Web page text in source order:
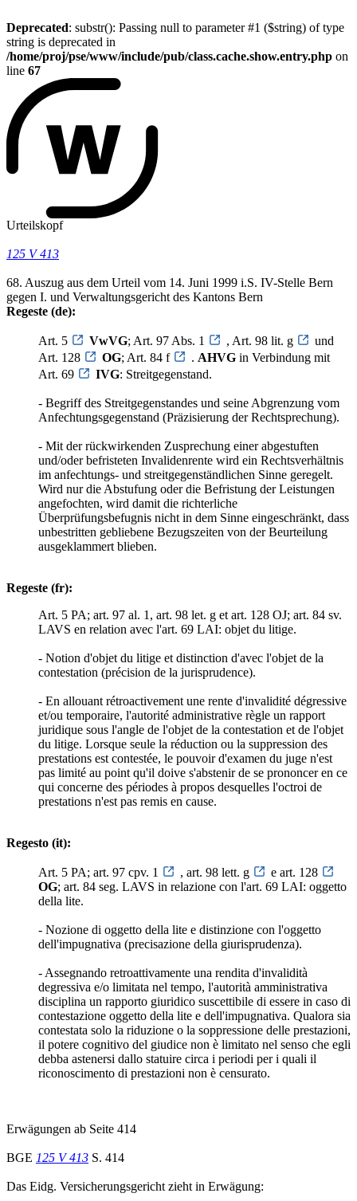
Deprecated: substr(): Passing null to parameter #1 ($string) of type
string is deprecated in
/home/proj/pse/www/include/pub/class.cache.show.entry.php on
line 67
Urteilskopf
125 V 413
68. Auszug aus dem Urteil vom 14. Juni 1999 i.S. IV-Stelle Bern
gegen I. und Verwaltungsgericht des Kantons Bern
Regeste (de):
Art. 5 VwVG; Art. 97 Abs. 1 , Art. 98 lit. g
und
Art. 128
OG; Art. 84 f . AHVG in Verbindung mit
Art. 69
IVG: Streitgegenstand.
- Begriff des Streitgegenstandes und seine Abgrenzung vom
Anfechtungsgegenstand (Präzisierung der Rechtsprechung).
- Mit der rückwirkenden Zusprechung einer abgestuften
und/oder befristeten Invalidenrente wird ein Rechtsverhältnis
im anfechtungs- und streitgegenständlichen Sinne geregelt.
Wird nur die Abstufung oder die Befristung der Leistungen
angefochten, wird damit die richterliche
Überprüfungsbefugnis nicht in dem Sinne eingeschränkt, dass
unbestritten gebliebene Bezugszeiten von der Beurteilung
ausgeklammert blieben.
Regeste (fr):
Art. 5 PA; art. 97 al. 1, art. 98 let. g et art. 128 OJ; art. 84 sv.
LAVS en relation avec l'art. 69 LAI: objet du litige.
- Notion d'objet du litige et distinction d'avec l'objet de la
contestation (précision de la jurisprudence).
- En allouant rétroactivement une rente d'invalidité dégressive
et/ou temporaire, l'autorité administrative règle un rapport
juridique sous l'angle de l'objet de la contestation et de l'objet
du litige. Lorsque seule la réduction ou la suppression des
prestations est contestée, le pouvoir d'examen du juge n'est
pas limité au point qu'il doive s'abstenir de se prononcer en ce
qui concerne des périodes à propos desquelles l'octroi de
prestations n'est pas remis en cause.
Regesto (it):
Art. 5 PA; art. 97 cpv. 1 , art. 98 lett. g
e art. 128
OG; art. 84 seg. LAVS in relazione con l'art. 69 LAI: oggetto
della lite.
- Nozione di oggetto della lite e distinzione con l'oggetto
dell'impugnativa (precisazione della giurisprudenza).
- Assegnando retroattivamente una rendita d'invalidità
degressiva e/o limitata nel tempo, l'autorità amministrativa
disciplina un rapporto giuridico suscettibile di essere in caso di
contestazione oggetto della lite e dell'impugnativa. Qualora sia
contestata solo la riduzione o la soppressione delle prestazioni,
il potere cognitivo del giudice non è limitato nel senso che egli
debba astenersi dallo statuire circa i periodi per i quali il
riconoscimento di prestazioni non è censurato.
Erwägungen ab Seite 414
BGE 125 V 413 S. 414
Das Eidg. Versicherungsgericht zieht in Erwägung: